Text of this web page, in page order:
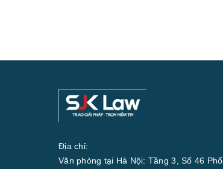
Địa chỉ:
Văn phòng tại Hà Nội: Tầng 3, Số 46 Phố